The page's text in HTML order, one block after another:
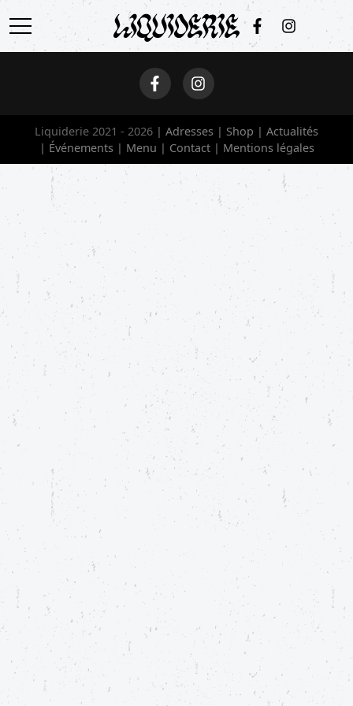
SHOP
ACTUALITÉS
ÉVÉNEMENTS
MENU
CONTACT
Liquiderie 2021 - 2026 Adresses Shop
Actualités
Événements
Menu Contact Mentions légales